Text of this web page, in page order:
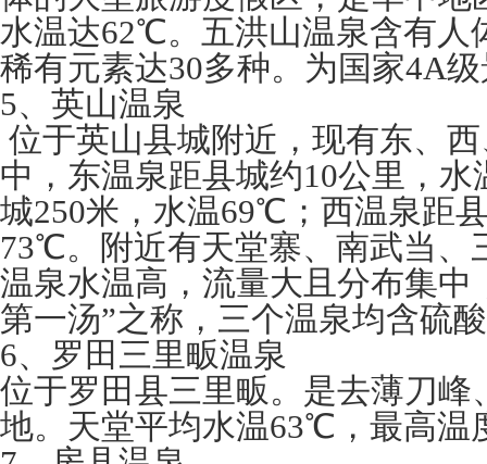
水温达62℃。五洪山温泉含有人
稀有元素达30多种。为国家4A
5、英山温泉
位于英山县城附近，现有东、
中，东温泉距县城约10公里，
城250米，水温69℃；西温泉距
73℃。附近有天堂寨、南武当、
温泉水温高，流量大且分布集中
第一汤”之称，三个温泉均含硫
6、罗田三里畈温泉
位于罗田县三里畈。是去薄刀峰
地。天堂平均水温63℃，最高温